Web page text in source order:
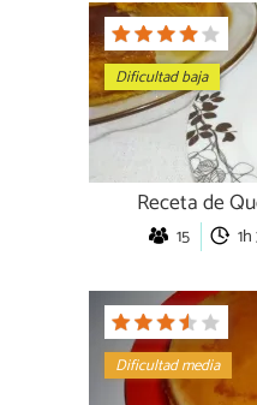
Dificultad baja
Receta de
15
Dificultad media